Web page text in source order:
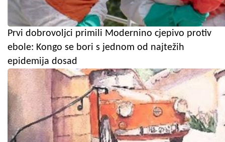
Prvi dobrovoljci primili Modernino cjepivo protiv
ebole: Kongo se bori s jednom od najtežih
epidemija dosad